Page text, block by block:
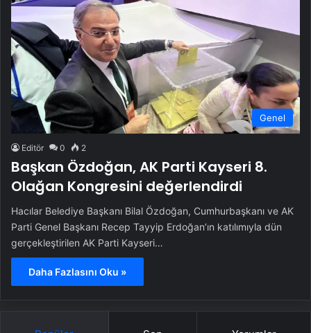
Genel
Editör 0 2
Başkan Özdoğan, AK Parti Kayseri 8.
Olağan Kongresini değerlendirdi
Hacılar Belediye Başkanı Bilal Özdoğan, Cumhurbaşkanı ve AK
Parti Genel Başkanı Recep Tayyip Erdoğan’ın katılımıyla dün
gerçekleştirilen AK Parti Kayseri…
Daha Fazlasını Oku »